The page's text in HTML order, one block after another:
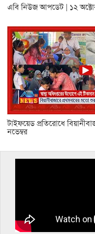
এবি নিউজ আপডেট | ১২
টাইফয়েড প্রতিরোধে
নভেম্বর